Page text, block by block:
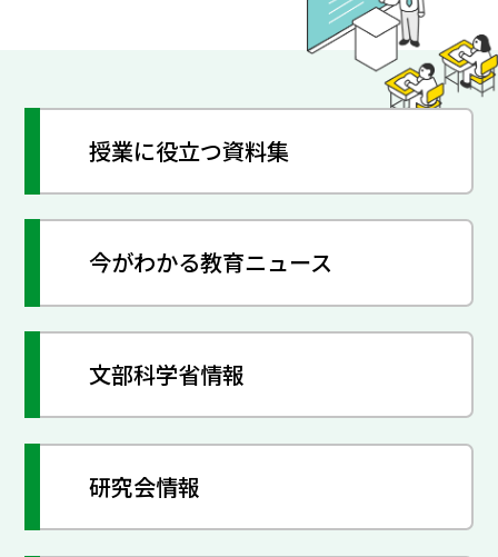
授業に役立つ資料集
今がわかる教育ニュース
文部科学省情報
研究会情報